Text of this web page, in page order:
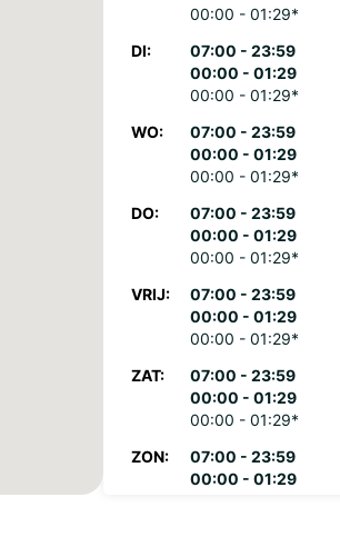
00:00 - 01:29*
DI:
07:00 - 23:59
00:00 - 01:29
00:00 - 01:29*
WO:
07:00 - 23:59
00:00 - 01:29
00:00 - 01:29*
DO:
07:00 - 23:59
00:00 - 01:29
00:00 - 01:29*
VRIJ:
07:00 - 23:59
00:00 - 01:29
00:00 - 01:29*
ZAT:
07:00 - 23:59
00:00 - 01:29
00:00 - 01:29*
ZON:
07:00 - 23:59
00:00 - 01:29